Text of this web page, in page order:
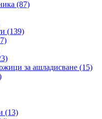
(87)
(139)
за ашладисване (15)
(13)